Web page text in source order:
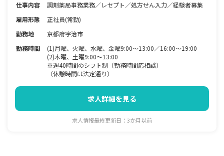
仕事内容
調剤薬局事務業務／レセプト／処方せん入力／経験者募集
雇用形態
正社員(常勤)
勤務地
京都府宇治市
勤務時間
(1)月曜、火曜、水曜、金曜9:00～13:00／16:00～19:00
(2)木曜、土曜9:00～13:00
※週40時間のシフト制（勤務時間応相談）
（休憩時間は法定通り）
求人詳細を見る
求人情報最終更新日：3か月以前